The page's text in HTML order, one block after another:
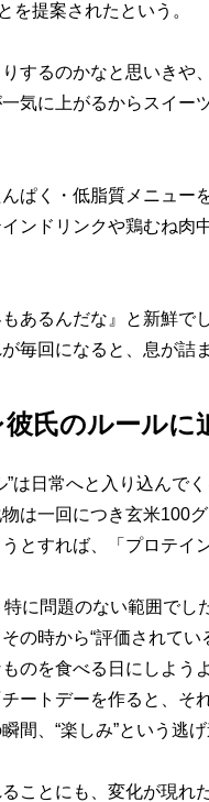
を提案されたという。
するのかなと思いき
気に上がるからスイー
ぱく・低脂質メニュー
ンドリンクや鶏むね肉
あるんだな』と新鮮
毎回になると、息が詰
氏のルールに
は日常へと入り込んで
は一回につき玄米100
とすれば、「プロテイ
特に問題のない範囲で
の時から“評価されて
を食べる日にしよう
ートデーを作ると、そ
間、“楽しみ”という逃
ことにも、変化が現れ